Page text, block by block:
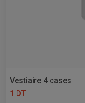
Vestiaire 4 cases
1 DT